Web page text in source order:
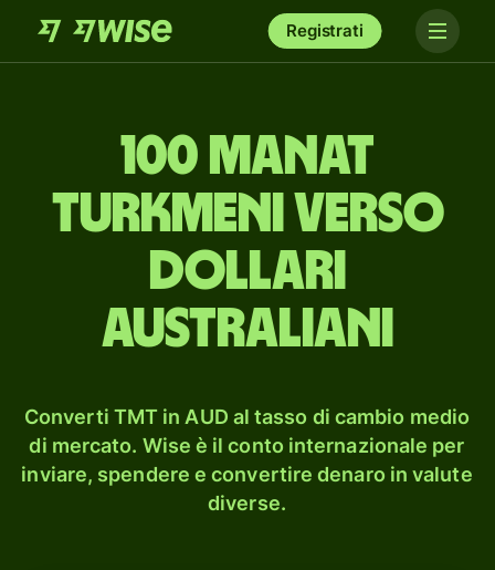
Registrati
100 manat
turkmeni verso
dollari
australiani
Converti TMT in AUD al tasso di cambio medio
di mercato. Wise è il conto internazionale per
inviare, spendere e convertire denaro in valute
diverse.